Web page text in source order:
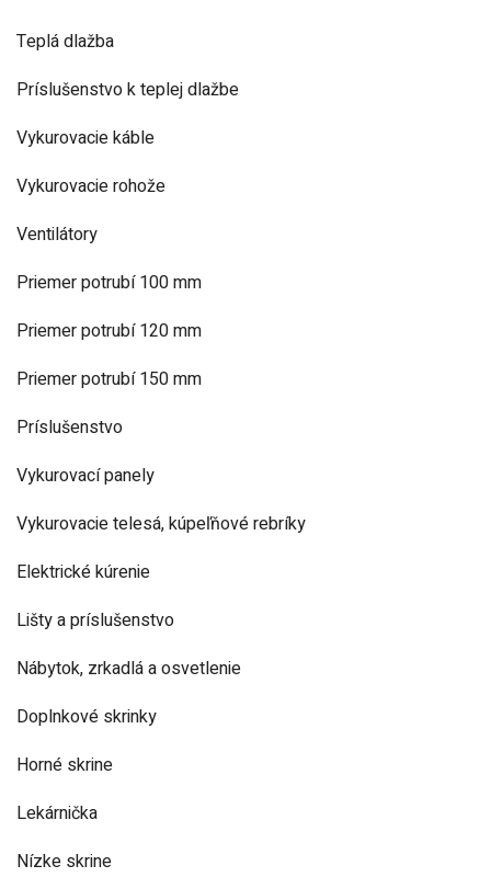
Teplá dlažba
Príslušenstvo k teplej dlažbe
Vykurovacie káble
Vykurovacie rohože
Ventilátory
Priemer potrubí 100 mm
Priemer potrubí 120 mm
Priemer potrubí 150 mm
Príslušenstvo
Vykurovací panely
Vykurovacie telesá, kúpeľňové rebríky
Elektrické kúrenie
Lišty a príslušenstvo
Nábytok, zrkadlá a osvetlenie
Doplnkové skrinky
Horné skrine
Lekárnička
Nízke skrine